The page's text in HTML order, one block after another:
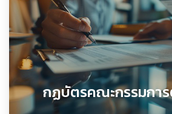
กฏบัตรคณะกรรมกา